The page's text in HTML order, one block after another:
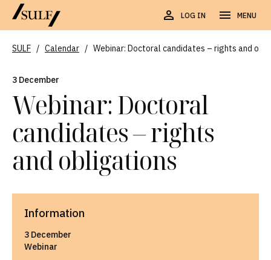
LOG IN MENU
SULF / Calendar / Webinar: Doctoral candidates – rights and
3 December
Webinar: Doctoral
candidates – rights
and obligations
Information
3 December
Webinar